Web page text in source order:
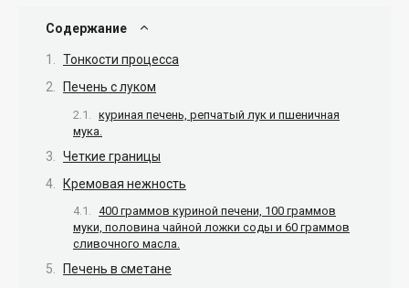
Содержание
Тонкости процесса
Печень с луком
куриная печень, репчатый лук и пшеничная
мука.
Четкие границы
Кремовая нежность
400 граммов куриной печени, 100 граммов
муки, половина чайной ложки соды и 60 граммов
сливочного масла.
Печень в сметане